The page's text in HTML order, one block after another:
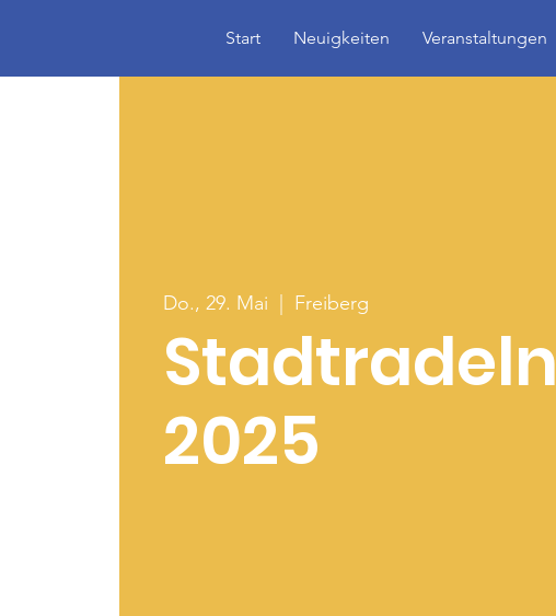
Start Neuigkeiten Veranstaltungen
Do., 29. Mai Freiberg
Stadtradeln
2025